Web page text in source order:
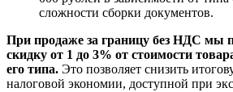
сложности сборки документов.
При продаже за границу без НДС мы
скидку от 1 до 3% от стоимости
его типа. Это позволяет снизить
налоговой экономии, доступной при